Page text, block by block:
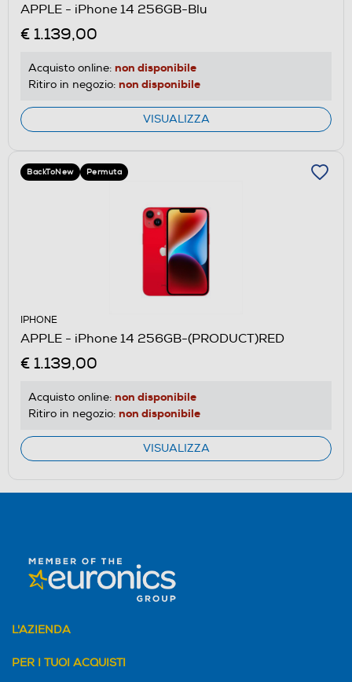
APPLE - iPhone 14 256GB-Blu
€ 1.139,00
Acquisto online: non disponibile
Ritiro in negozio: non disponibile
VISUALIZZA
BackToNew Permuta
IPHONE
APPLE - iPhone 14 256GB-(PRODUCT)RED
€ 1.139,00
Acquisto online: non disponibile
Ritiro in negozio: non disponibile
VISUALIZZA
L'AZIENDA
PER I TUOI ACQUISTI